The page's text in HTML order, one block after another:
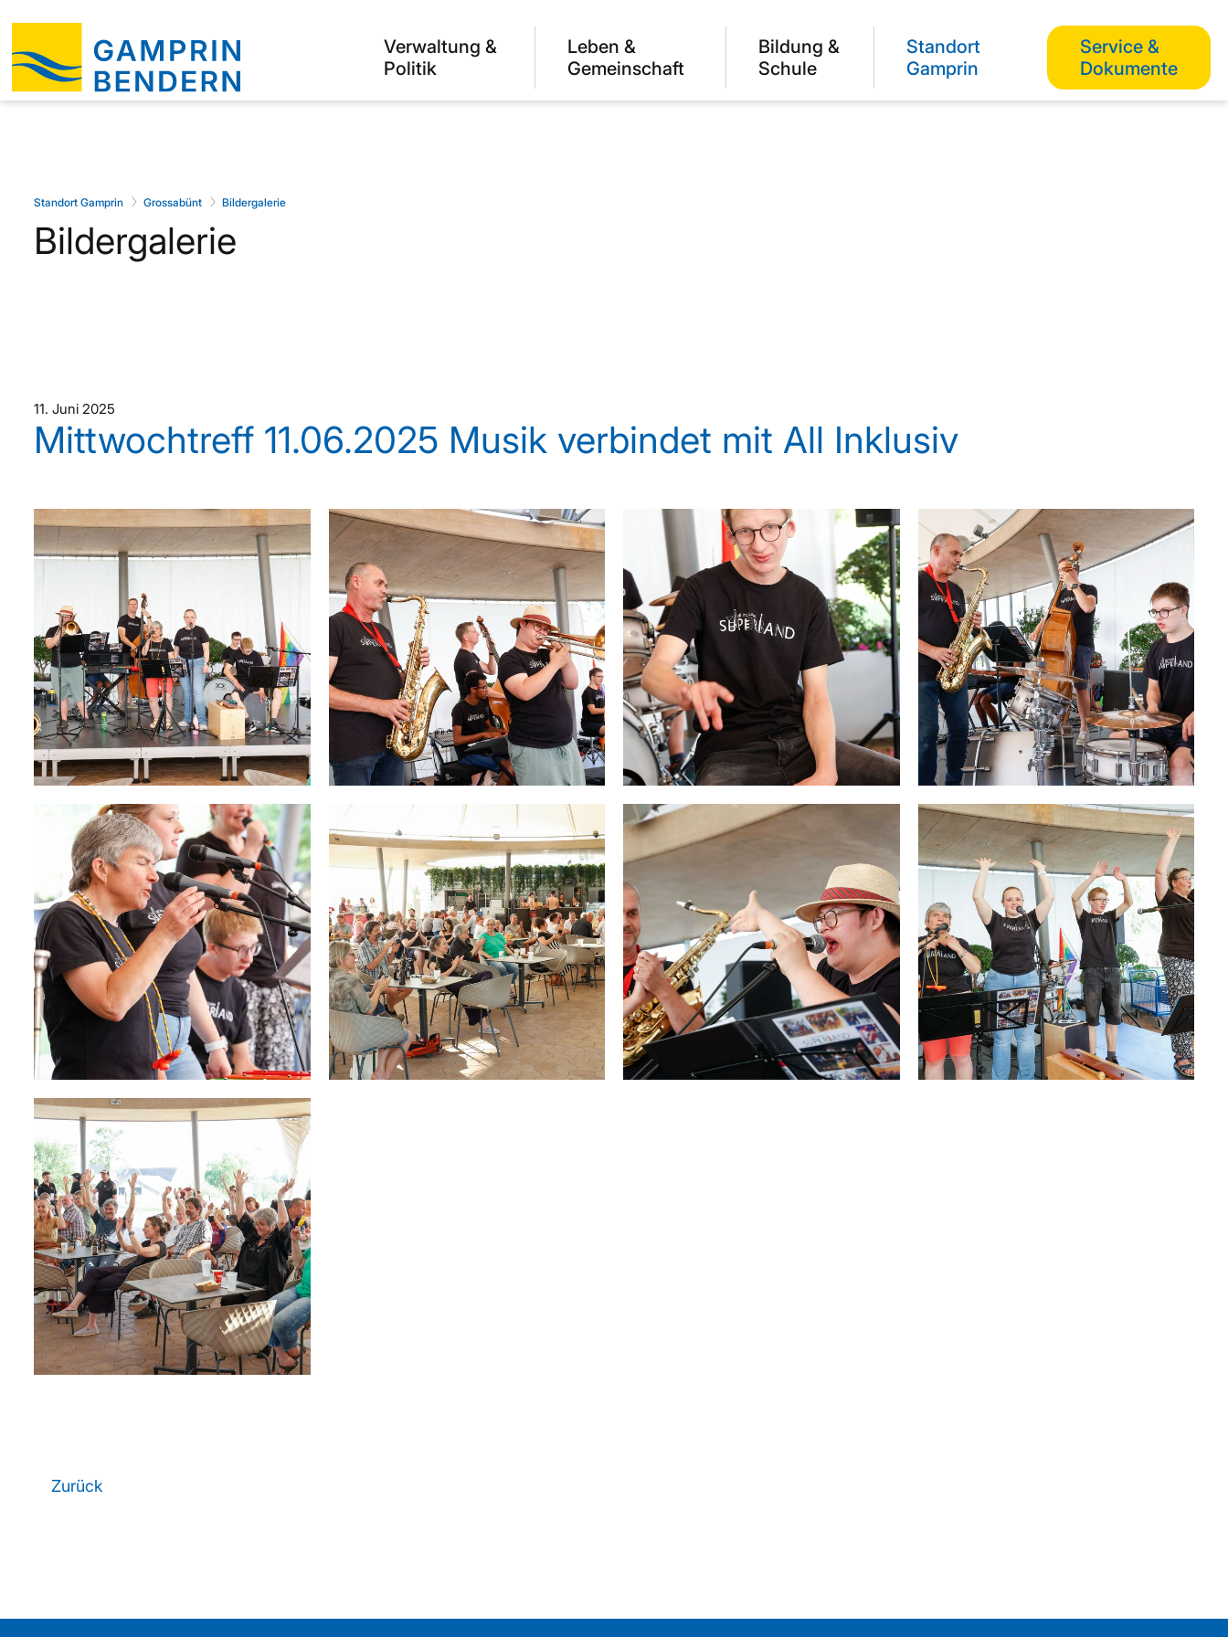
Verwaltung &
Politik
Leben &
Gemeinschaft
Bildung &
Schule
Standort
Gamprin
Service &
Dokumente
Standort Gamprin Grossabünt Bildergalerie
Bildergalerie
11. Juni 2025
Mittwochtreff 11.06.2025 Musik verbindet mit All Inklusiv
Zurück